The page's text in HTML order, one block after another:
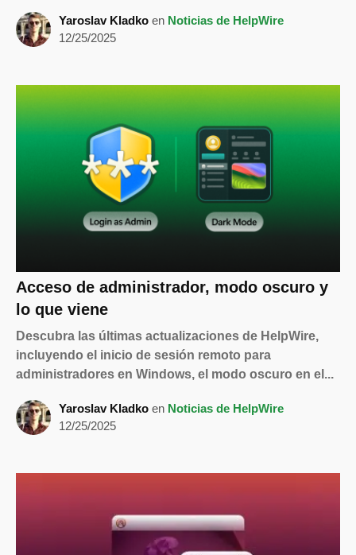
Yaroslav Kladko en Noticias de HelpWire
12/25/2025
Acceso de administrador, modo oscuro y
lo que viene
Descubra las últimas actualizaciones de HelpWire,
incluyendo el inicio de sesión remoto para
administradores en Windows, el modo oscuro en el...
Yaroslav Kladko en Noticias de HelpWire
12/25/2025